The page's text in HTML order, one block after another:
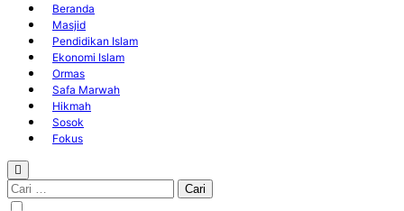
Beranda
Masjid
Pendidikan Islam
Ekonomi Islam
Ormas
Safa Marwah
Hikmah
Sosok
Fokus
Cari
untuk: